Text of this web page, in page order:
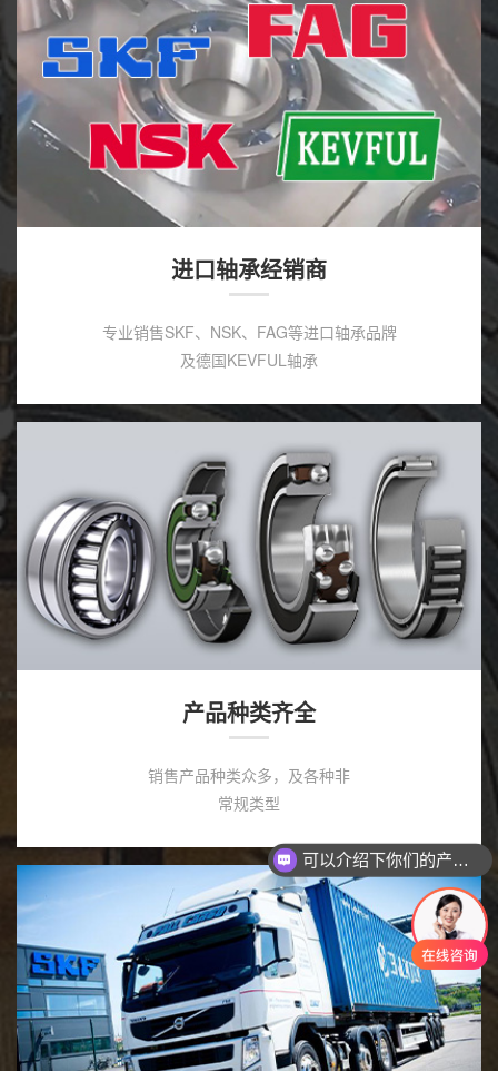
进口轴承经销商
专业销售SKF、NSK、FAG等进口轴承品牌
及德国KEVFUL轴承
产品种类齐全
销售产品种类众多，及各种非
常规类型
你们是怎么收费的呢